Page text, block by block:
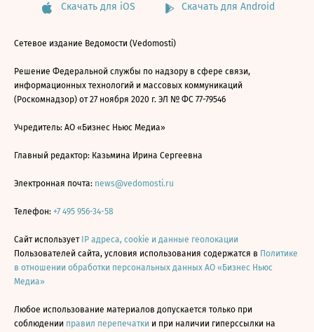
Скачать для iOS Скачать для Android
Сетевое издание Ведомости (Vedomosti)
Решение Федеральной службы по надзору в сфере связи,
информационных технологий и массовых коммуникаций
(Роскомнадзор) от 27 ноября 2020 г. ЭЛ № ФС 77-79546
Учредитель: АО «Бизнес Ньюс Медиа»
Главный редактор: Казьмина Ирина Сергеевна
Электронная почта: news@vedomosti.ru
Телефон: +7 495 956-34-58
Сайт использует IP адреса, cookie и данные геолокации
Пользователей сайта, условия использования содержатся в Политике
в отношении обработки персональных данных АО «Бизнес Ньюс
Медиа»
Любое использование материалов допускается только при
соблюдении правил перепечатки и при наличии гиперссылки на